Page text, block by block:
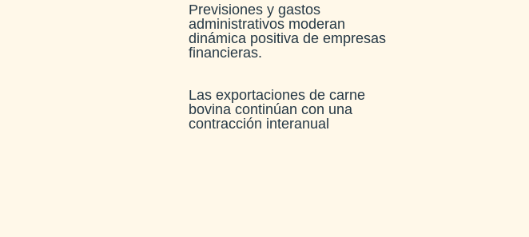
Previsiones y gastos
administrativos moderan
dinámica positiva de empresas
financieras​.
Las exportaciones de carne
bovina continúan con una
contracción interanual